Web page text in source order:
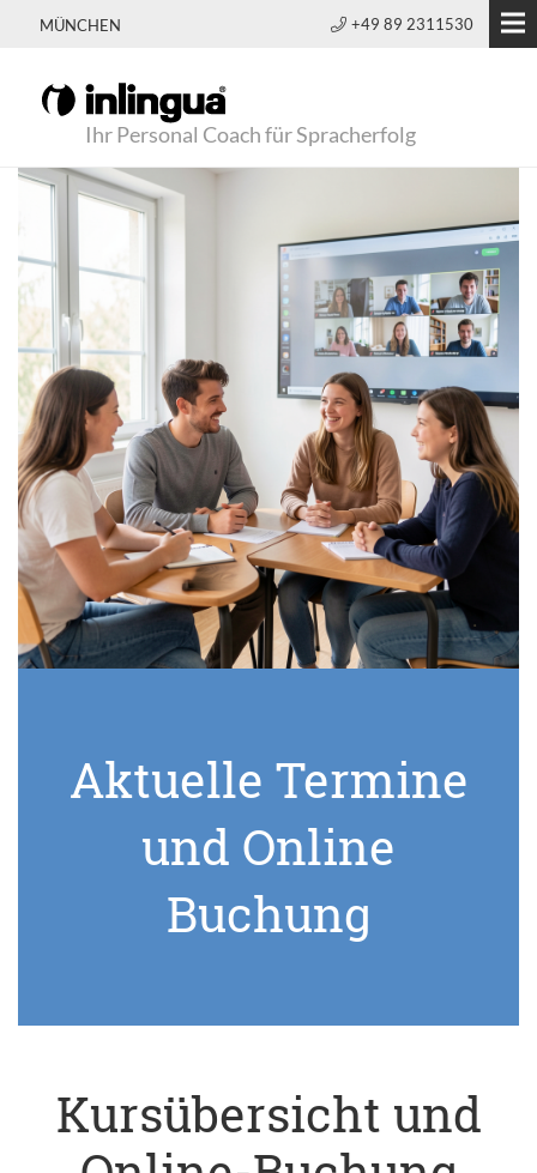
MÜNCHEN +49 89 2311530
Ihr Personal Coach für Spracherfolg
Aktuelle Termine
und Online
Buchung
Kursübersicht und